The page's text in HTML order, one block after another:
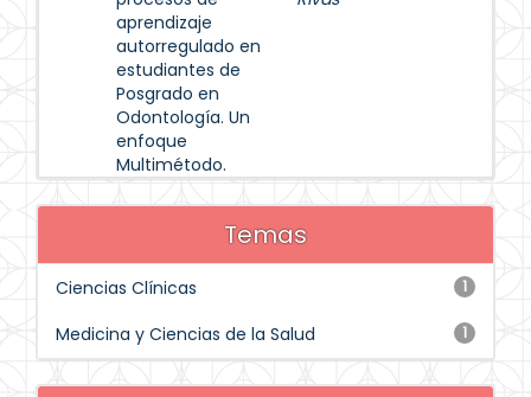
aprendizaje
autorregulado en
estudiantes de
Posgrado en
Odontología. Un
enfoque
Multimétodo.
Temas
1
Ciencias Clínicas
1
Medicina y Ciencias de la Salud